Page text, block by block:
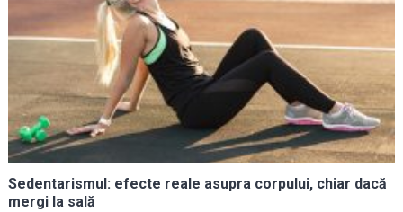
Sedentarismul: efecte reale asupra corpului, chiar dacă
mergi la sală